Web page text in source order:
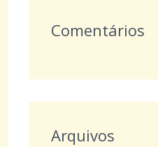
Comentários
Arquivos